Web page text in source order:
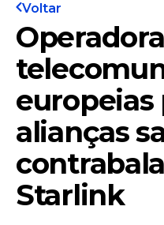
Voltar
alianças
Starlink